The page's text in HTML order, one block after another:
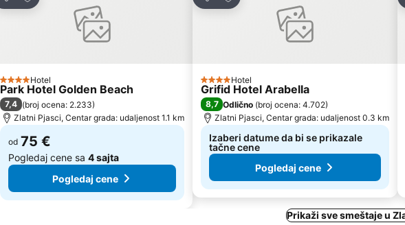
Deli
4 Zvezdice
Hotel
Park Hotel Golden Beach
7,4 (broj ocena: 2.233)
Zlatni Pjasci, Centar grada: udaljenost 1.1 km
od 75 €
Pogledaj cene sa 4 sajta
Pogledaj cene
Deli
4 Zvezdice
Hotel
Grifid Hotel Arabella
8,7 Odlično (broj ocena: 4.702)
Zlatni Pjasci, Centar grada: udaljenost 0.3 km
Izaberi datume da bi se prikazale
tačne cene
Pogledaj cene
Prikaži sve smeštaje u